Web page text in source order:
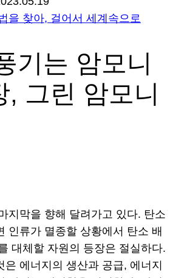
을 찾아, 걸어서 세계속으로
기는 암모니
, 그린 암모니
지막을 향해 달려가고 있다. 탄소
인류가 멸종할 상황에서 탄소 배
대체할 자원의 등장은 절실하다.
에너지의 생산과 공급, 에너지